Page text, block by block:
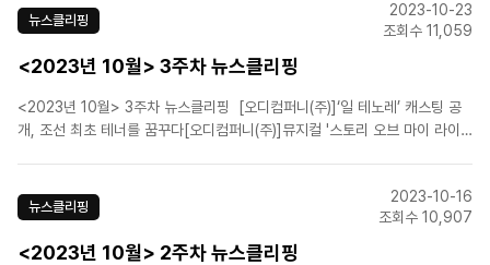
상견례 현장 공개[(주)신시컴퍼..
뉴스클리핑
2023-10-23
조회수 11,059
<2023년 10월> 3주차 뉴스클리핑
<2023년 10월> 3주차 뉴스클리핑 [오디컴퍼니(주)]‘일 테노레’ 캐스팅 공
개, 조선 최초 테너를 꿈꾸다[오디컴퍼니(주)]뮤지컬 '스토리 오브 마이 라이
뉴스클리핑
2023-10-16
조회수 10,907
<2023년 10월> 2주차 뉴스클리핑